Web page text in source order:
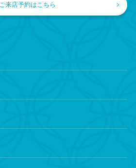
ご来店予約はこちら